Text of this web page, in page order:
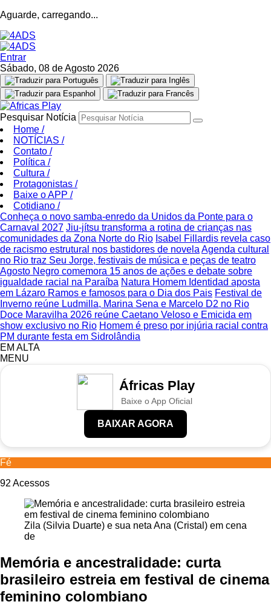
Aguarde, carregando...
Entrar
Sábado, 08 de Agosto 2026
Pesquisar Notícia
Home /
NOTÍCIAS /
Contato /
Política /
Cultura /
Protagonistas /
Baixe o APP /
Cotidiano /
Conheça o novo samba-enredo da Unidos da Ponte para o
Carnaval 2027 Jiu-jítsu transforma a rotina de crianças nas
comunidades da Zona Norte do Rio Isabel Fillardis revela caso
de racismo estrutural nos bastidores de novela Agenda cultural
no Rio traz Seu Jorge, festivais de música e peças de teatro
Agosto Negro comemora 15 anos de ações e debate sobre
igualdade racial na Paraíba Natura Homem Identidad aposta
em Lázaro Ramos e famosos para o Dia dos Pais Festival de
Inverno reúne Ludmilla, Marina Sena e Marcelo D2 no Rio
Doce Maravilha 2026 reúne Caetano Veloso e Emicida em
show exclusivo no Rio Homem é preso por injúria racial contra
PM durante festa em Sidrolândia
EM ALTA
MENU
Áfricas Play
Baixe o App Oficial
BAIXAR AGORA
Fé
92 Acessos
Zila (Silvia Duarte) e sua neta Ana (Cristal) em cena
de
Memória e ancestralidade: curta
brasileiro estreia em festival de cinema
feminino colombiano